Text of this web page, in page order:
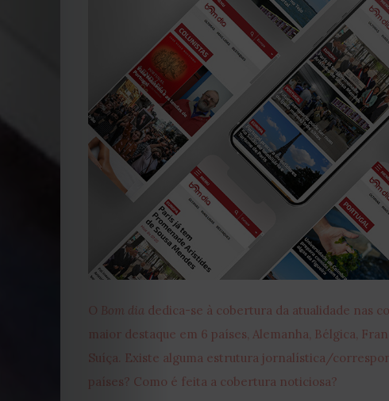
EDIÇÃO
DE
O Bom dia dedica-se à cobertura da atualidade nas
maior destaque em 6 países, Alemanha, Bélgica,
Suíça. Existe alguma estrutura jornalística/
países? Como é feita a cobertura noticiosa?